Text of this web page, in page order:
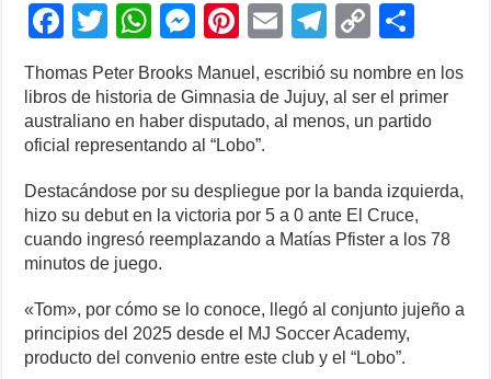
F
c
e
b
o
o
k
T
wi
tt
er
W
at
s
A
p
p
M
e
ss
e
n
g
er
Pi
nt
er
e
st
E
m
ail
T
e
gr
m
C
o
p
y
n
k
ar
e
Thomas Peter Brooks Manuel, escribió su nombre en los
libros de historia de Gimnasia de Jujuy, al ser el primer
australiano en haber disputado, al menos, un partido
oficial representando al “Lobo”.
Destacándose por su despliegue por la banda izquierda,
hizo su debut en la victoria por 5 a 0 ante El Cruce,
cuando ingresó reemplazando a Matías Pfister a los 78
minutos de juego.
«Tom», por cómo se lo conoce, llegó al conjunto jujeño a
principios del 2025 desde el MJ Soccer Academy,
producto del convenio entre este club y el “Lobo”.